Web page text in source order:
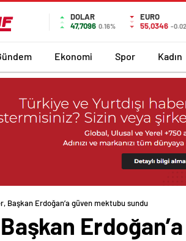
DOLAR
47,7096 0.16%
EURO
55,0346 -
Ekonomi Spor Kadın
Başkan Erdoğan’a güven mektubu sundu